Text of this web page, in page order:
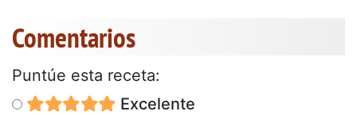
Comentarios
Puntúe esta receta:
Excelente